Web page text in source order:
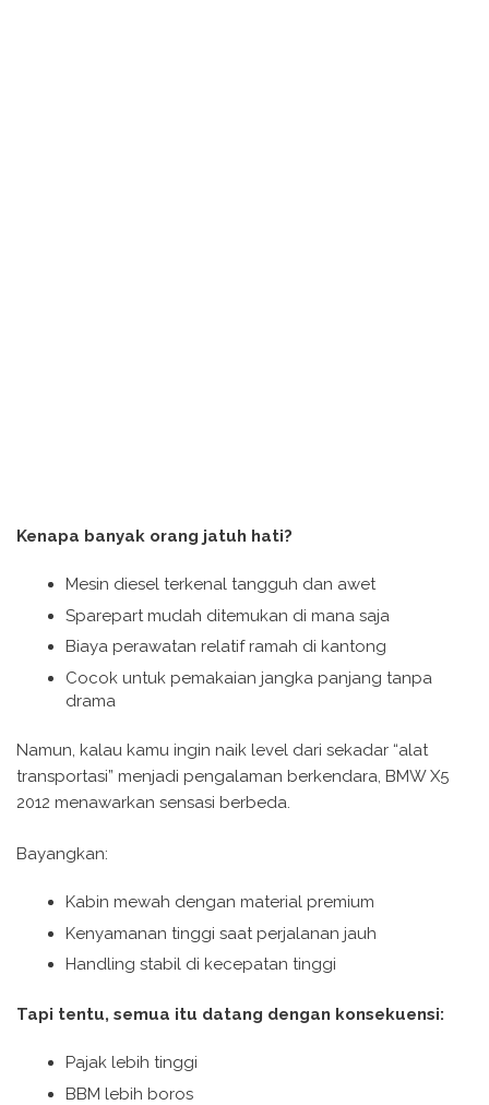
Kenapa banyak orang jatuh hati?
Mesin diesel terkenal tangguh dan awet
Sparepart mudah ditemukan di mana saja
Biaya perawatan relatif ramah di kantong
Cocok untuk pemakaian jangka panjang tanpa
drama
Namun, kalau kamu ingin naik level dari sekadar “alat
transportasi” menjadi pengalaman berkendara, BMW X5
2012 menawarkan sensasi berbeda.
Bayangkan:
Kabin mewah dengan material premium
Kenyamanan tinggi saat perjalanan jauh
Handling stabil di kecepatan tinggi
Tapi tentu, semua itu datang dengan konsekuensi:
Pajak lebih tinggi
BBM lebih boros